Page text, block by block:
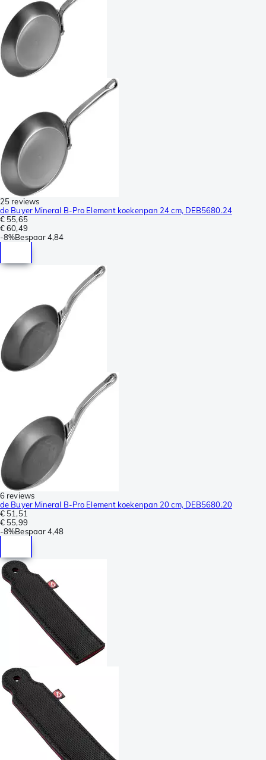
25 reviews
de Buyer Mineral B-Pro Element koekenpan 24 cm, DEB5680.24
€ 55,65
€ 60,49
-8%Bespaar4,84
6 reviews
de Buyer Mineral B-Pro Element koekenpan 20 cm, DEB5680.20
€ 51,51
€ 55,99
-8%Bespaar4,48